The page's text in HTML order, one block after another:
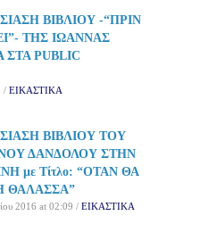
ΒΙΒΛΙΟΥ -“ΠΡΙΝ
ΤΗΣ ΙΩΑΝΝΑΣ
ΣΤΑ PUBLIC
/ ΕΙΚΑΣΤΙΚΑ
ΒΙΒΛΙΟΥ ΤΟΥ
ΔΑΝΔΟΛΟΥ ΣΤΗΝ
με Τίτλο: “ΟΤΑΝ ΘΑ
ΘΑΛΑΣΣΑ”
2016 at 02:09 / ΕΙΚΑΣΤΙΚΑ